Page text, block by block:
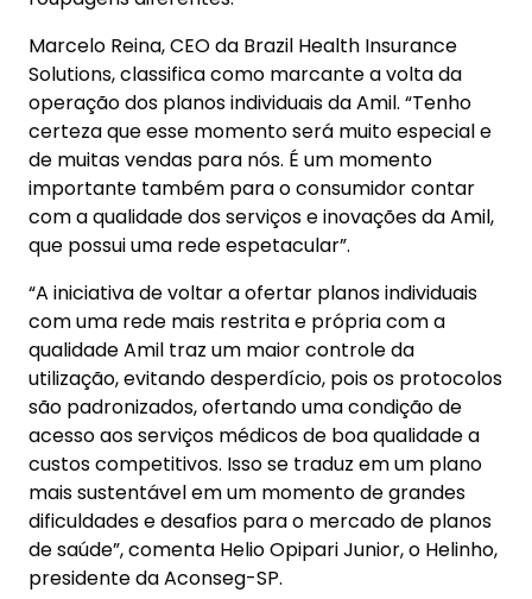
Marcelo Reina, CEO da Brazil Health Insurance
Solutions, classifica como marcante a volta da
operação dos planos individuais da Amil. “Tenho
certeza que esse momento será muito especial e
de muitas vendas para nós. É um momento
importante também para o consumidor contar
com a qualidade dos serviços e inovações da Amil,
que possui uma rede espetacular”.
“A iniciativa de voltar a ofertar planos individuais
com uma rede mais restrita e própria com a
qualidade Amil traz um maior controle da
utilização, evitando desperdício, pois os protocolos
são padronizados, ofertando uma condição de
acesso aos serviços médicos de boa qualidade a
custos competitivos. Isso se traduz em um plano
mais sustentável em um momento de grandes
dificuldades e desafios para o mercado de planos
de saúde”, comenta Helio Opipari Junior, o Helinho,
presidente da Aconseg-SP.